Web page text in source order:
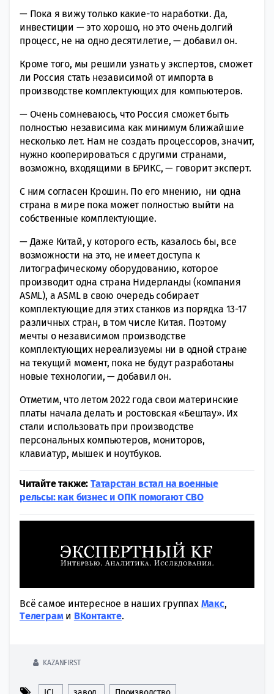
— Пока я вижу только какие-то наработки. Да,
инвестиции — это хорошо, но это очень долгий
процесс, не на одно десятилетие, — добавил он.
Кроме того, мы решили узнать у экспертов, сможет
ли Россия стать независимой от импорта в
производстве комплектующих для компьютеров.
— Очень сомневаюсь, что Россия сможет быть
полностью независима как минимум ближайшие
несколько лет. Нам не создать процессоров, значит,
нужно кооперироваться с другими странами,
возможно, входящими в БРИКС, — говорит эксперт.
С ним согласен Крошин. По его мнению, ни одна
страна в мире пока может полностью выйти на
собственные комплектующие.
— Даже Китай, у которого есть, казалось бы, все
возможности на это, не имеет доступа к
литографическому оборудованию, которое
производит одна страна Нидерланды (компания
ASML), а ASML в свою очередь собирает
комплектующие для этих станков из порядка 13-17
различных стран, в том числе Китая. Поэтому
мечты о независимом производстве
комплектующих нереализуемы ни в одной стране
на текущий момент, пока не будут разработаны
новые технологии, — добавил он.
Отметим, что летом 2022 года свои материнские
платы начала делать и ростовская «Бештау». Их
стали использовать при производстве
персональных компьютеров, мониторов,
клавиатур, мышек и ноутбуков.
Читайте также:Татарстан встал на военные
рельсы: как бизнес и ОПК помогают СВО
Всё самое интересное в наших группах Макс,
Tелеграми ВКонтакте.
KAZANFIRST